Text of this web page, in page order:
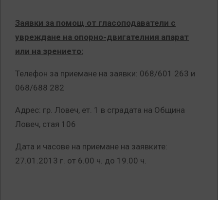
Заявки за помощ от гласоподаватели с
увреждане на опорно-двигателния апарат
или на зрението:
Телефон за приемане на заявки: 068/601 263 и
068/688 282
Адрес: гр. Ловеч, ет. 1 в сградата на Община
Ловеч, стая 106
Дата и часове на приемане на заявките:
27.01.2013 г. от 6.00 ч. до 19.00 ч.